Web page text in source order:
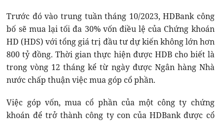
Trước đó vào trung tuần tháng 10/2023, HDBank công
bố sẽ mua lại tối đa 30% vốn điều lệ của Chứng khoán
HD (HDS) với tổng giá trị đầu tư dự kiến không lớn hơn
800 tỷ đồng. Thời gian thực hiện được HDB cho biết là
trong vòng 12 tháng kể từ ngày được Ngân hàng Nhà
nước chấp thuận việc mua góp cổ phần.
Việc góp vốn, mua cổ phần của một công ty chứng
khoán để trở thành công ty con của HDBank được cổ